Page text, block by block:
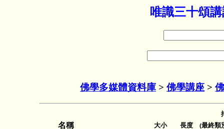
唯識三十頌
佛學多媒體資料庫 > 佛學講座 >
名稱 大小 長度 (最終類